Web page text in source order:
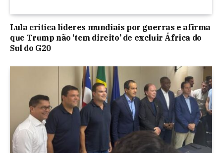
Lula critica líderes mundiais por guerras e afirma
que Trump não ‘tem direito’ de excluir África do
Sul do G20